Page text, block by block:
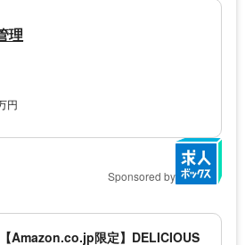
理
円
Sponsored by
【Amazon.co.jp限定】DELICIOUS